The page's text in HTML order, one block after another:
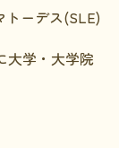
トーデス(SLE)
大学・大学院